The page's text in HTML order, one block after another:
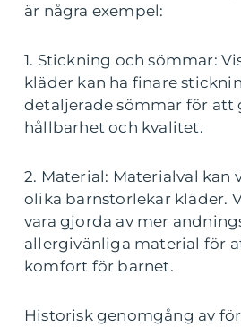
är några exempel:
1. Stickning och sömmar:
kläder kan ha finare
detaljerade sömmar för att
hållbarhet och kvalitet.
2. Material: Materialval kan
olika barnstorlekar kläder.
vara gjorda av mer
allergivänliga material för
komfort för barnet.
Historisk genomgång av